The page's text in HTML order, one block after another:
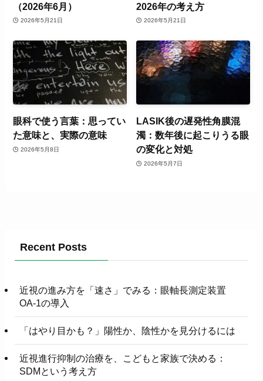
（2026年6月）
2026年5月21日
2026年の考え方
2026年5月21日
眼科で使う言葉：思ってい
た意味と、実際の意味
2026年5月8日
LASIK後の遅発性角膜混
濁：数年後に起こりうる眼
の変化と対処
2026年5月7日
Recent Posts
近視の進み方を「速さ」でみる：眼軸長測定装置
OA-1の導入
「はやり目かも？」陽性か、陰性かを見分けるには
近視進行抑制の治療を、こどもと家族で決める：
SDMという考え方